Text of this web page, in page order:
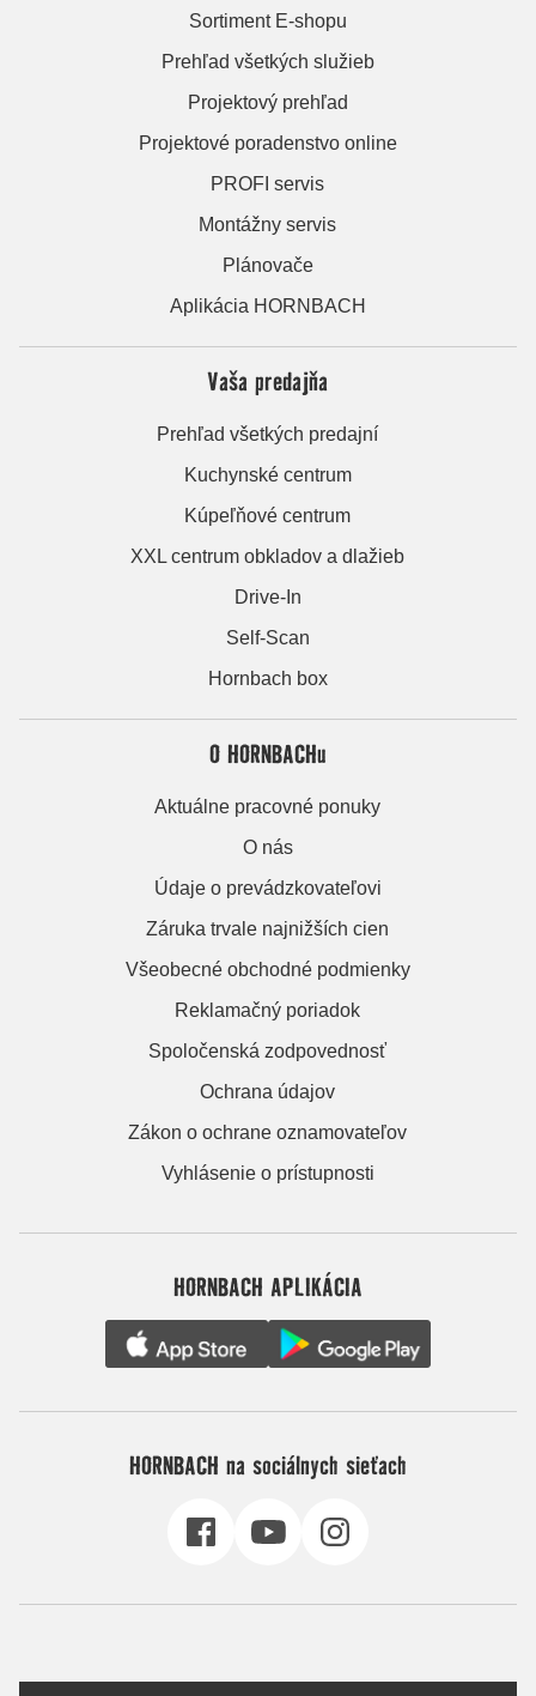
Sortiment E-shopu
Prehľad všetkých služieb
Projektový prehľad
Projektové poradenstvo online
PROFI servis
Montážny servis
Plánovače
Aplikácia HORNBACH
Vaša predajňa
Prehľad všetkých predajní
Kuchynské centrum
Kúpeľňové centrum
XXL centrum obkladov a dlažieb
Drive-In
Self-Scan
Hornbach box
O HORNBACHu
Aktuálne pracovné ponuky
O nás
Údaje o prevádzkovateľovi
Záruka trvale najnižších cien
Všeobecné obchodné podmienky
Reklamačný poriadok
Spoločenská zodpovednosť
Ochrana údajov
Zákon o ochrane oznamovateľov
Vyhlásenie o prístupnosti
HORNBACH APLIKÁCIA
HORNBACH na sociálnych sieťach